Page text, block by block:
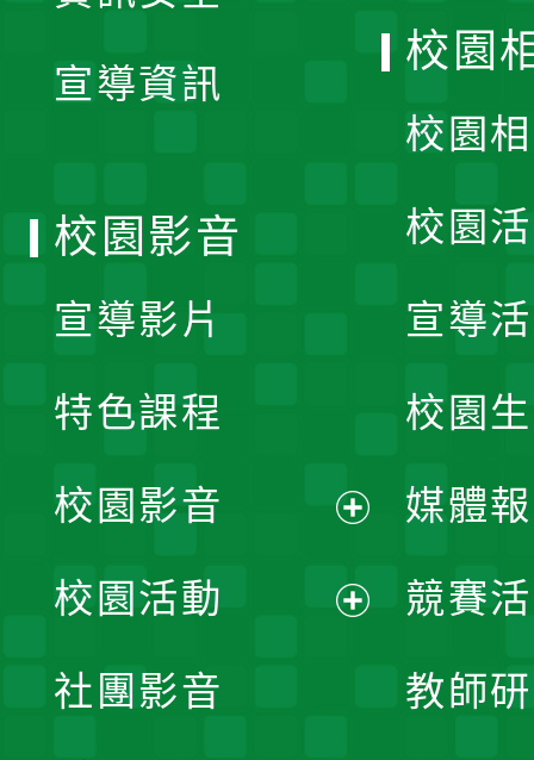
宣導資訊
校園
校園
校園
宣導
校園
媒體
競賽
教師
校園影音
宣導影片
特色課程
校園影音
開
校園活動
社團影音